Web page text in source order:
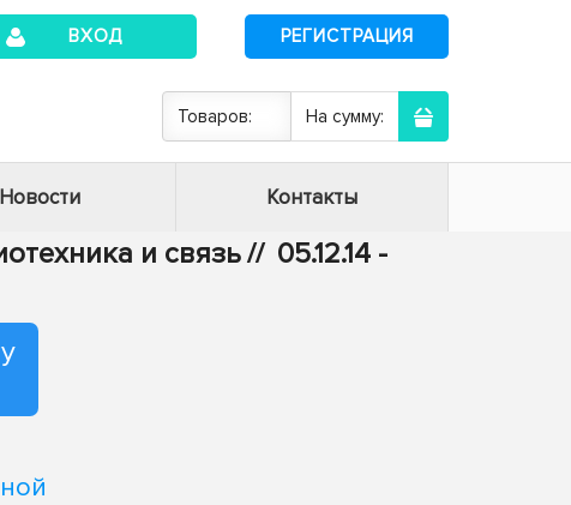
ВХОД РЕГИСТРАЦИЯ
Товаров: На сумму:
Новости Контакты
и связь// 05.12.14 -